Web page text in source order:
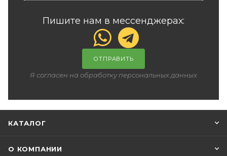
Пишите нам в мессенджерах:
ОТПРАВИТЬ
Я согласен на обработку персональных данных
КАТАЛОГ
О КОМПАНИИ